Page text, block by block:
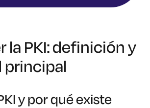
la PKI: definición y
principal
y por qué existe